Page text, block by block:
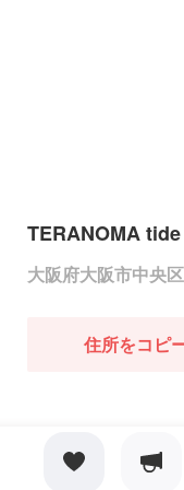
TERANOMA
大阪府大阪市中央
住所をコピ